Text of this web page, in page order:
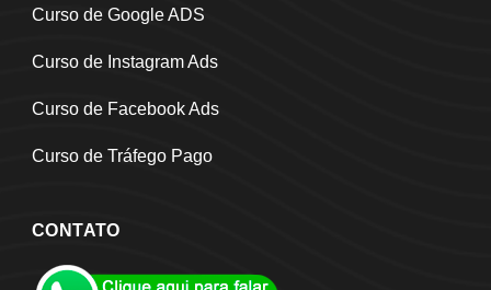
Curso de Google ADS
Curso de Instagram Ads
Curso de Facebook Ads
Curso de Tráfego Pago
CONTATO